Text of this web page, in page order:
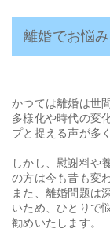
離婚でお悩
かつては離婚は世
多様化や時代の変
プと捉える声が多
しかし、慰謝料や
の方は今も昔も変
また、離婚問題は
いため、ひとりで
勧めいたします。